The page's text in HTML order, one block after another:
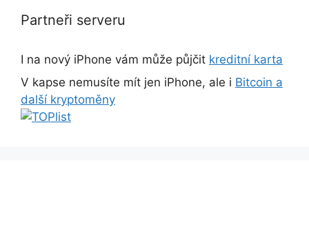
Partneři serveru
I na nový iPhone vám může půjčit kreditní karta
V kapse nemusíte mít jen iPhone, ale i Bitcoin a
další kryptoměny